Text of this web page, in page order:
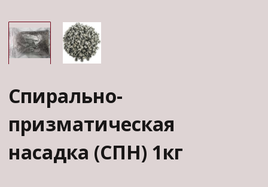
Спирально-
призматическая
насадка (СПН) 1кг